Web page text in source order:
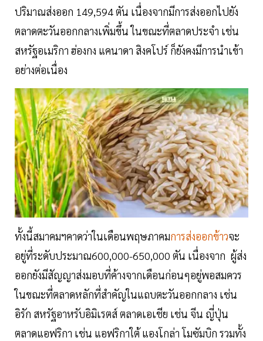
ปริมาณส่งออก 149,594 ตัน เนื่องจากมีการส่งออกไปยัง
ตลาดตะวันออกกลางเพิ่มขึ้น ในขณะที่ตลาดประจำ เช่น
สหรัฐอเมริกา ฮ่องกง แคนาดา สิงคโปร์ ก็ยังคงมีการนำเข้า
อย่างต่อเนื่อง
ทั้งนี้สมาคมฯคาดว่าในเดือนพฤษภาคมการส่งออกข้าวจะ
อยู่ที่ระดับประมาณ600,000-650,000 ตัน เนื่องจาก ผู้ส่ง
ออกยังมีสัญญาส่งมอบที่ค้างจากเดือนก่อนๆอยู่พอสมควร
ในขณะที่ตลาดหลักที่สำคัญในแถบตะวันออกกลาง เช่น
อิรัก สหรัฐอาหรับอิมิเรตส์ ตลาดเอเชีย เช่น จีน ญี่ปุ่น
ตลาดแอฟริกา เช่น แอฟริกาใต้ แองโกล่า โมซัมบิก รวมทั้ง